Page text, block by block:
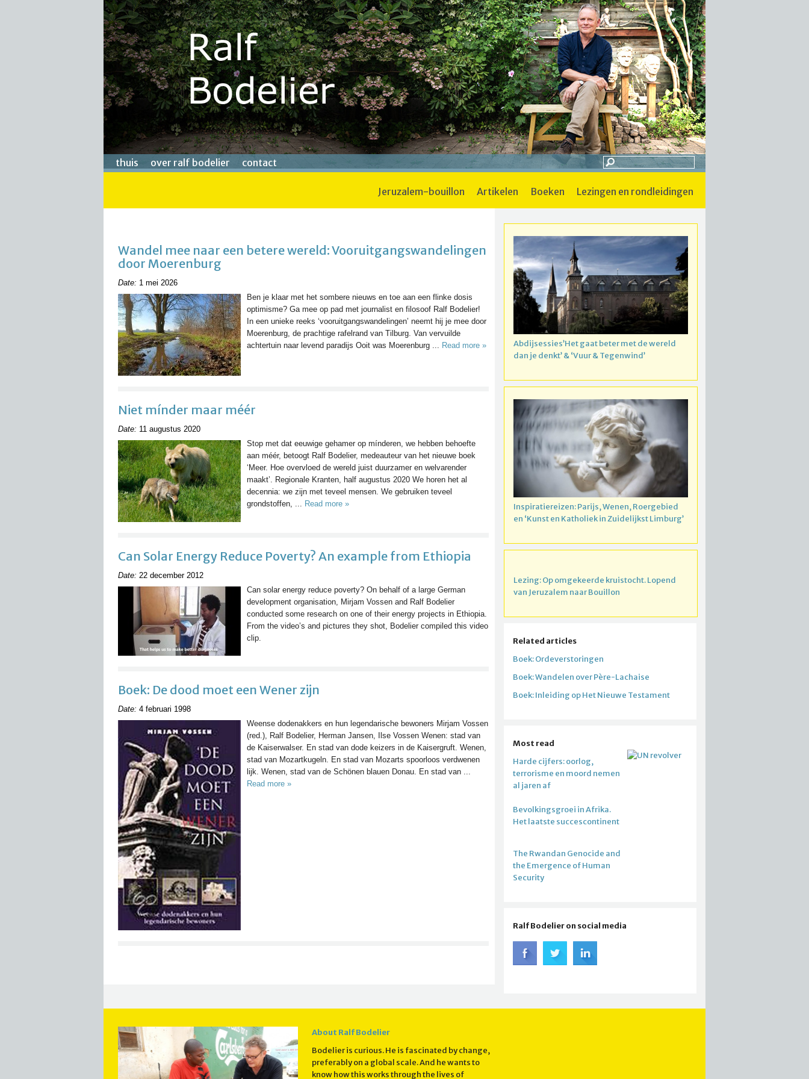
thuis over ralf bodelier contact
jeruzalem-bouillon artikelen boeken lezingen en rondleidingen
Wandel mee naar een betere wereld: Vooruitgangswandelingen
door Moerenburg
Date: 1 mei 2026
Ben je klaar met het sombere nieuws en toe aan een flinke dosis
optimisme? Ga mee op pad met journalist en filosoof Ralf Bodelier!
In een unieke reeks ‘vooruitgangswandelingen’ neemt hij je mee door
Moerenburg, de prachtige rafelrand van Tilburg. Van vervuilde
achtertuin naar levend paradijs Ooit was Moerenburg ... Read more »
Niet mínder maar méér
Date: 11 augustus 2020
Stop met dat eeuwige gehamer op mínderen, we hebben behoefte
aan méér, betoogt Ralf Bodelier, medeauteur van het nieuwe boek
‘Meer. Hoe overvloed de wereld juist duurzamer en welvarender
maakt’. Regionale Kranten, half augustus 2020 We horen het al
decennia: we zijn met teveel mensen. We gebruiken teveel
grondstoffen, ... Read more »
Can Solar Energy Reduce Poverty? An example from Ethiopia
Date: 22 december 2012
Can solar energy reduce poverty? On behalf of a large German
development organisation, Mirjam Vossen and Ralf Bodelier
conducted some research on one of their energy projects in Ethiopia.
From the video’s and pictures they shot, Bodelier compiled this video
clip.
Boek: De dood moet een Wener zijn
Date: 4 februari 1998
Weense dodenakkers en hun legendarische bewoners Mirjam Vossen
(red.), Ralf Bodelier, Herman Jansen, Ilse Vossen Wenen: stad van
de Kaiserwalser. En stad van dode keizers in de Kaisergruft. Wenen,
stad van Mozartkugeln. En stad van Mozarts spoorloos verdwenen
lijk. Wenen, stad van de Schönen blauen Donau. En stad van ...
Read more »
Abdijsessies’Het gaat beter met de wereld
dan je denkt’ & ‘Vuur & Tegenwind’
Inspiratiereizen: Parijs, Wenen, Roergebied
en ‘Kunst en Katholiek in Zuidelijkst Limburg’
Lezing: Op omgekeerde kruistocht. Lopend
van Jeruzalem naar Bouillon
Related articles
Boek: Ordeverstoringen
Boek: Wandelen over Père-Lachaise
Boek: Inleiding op Het Nieuwe Testament
Most read
Harde cijfers: oorlog,
terrorisme en moord nemen
al jaren af
Bevolkingsgroei in Afrika.
Het laatste succescontinent
The Rwandan Genocide and
the Emergence of Human
Security
Ralf Bodelier on social media
About Ralf Bodelier
Bodelier is curious. He is fascinated by change,
preferably on a global scale. And he wants to
know how this works through the lives of